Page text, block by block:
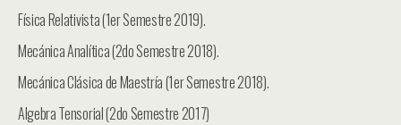
Física Relativista (1er Semestre 2019).
Mecánica Analítica (2do Semestre 2018).
Mecánica Clásica de Maestría (1er Semestre 2018).
Algebra Tensorial (2do Semestre 2017)